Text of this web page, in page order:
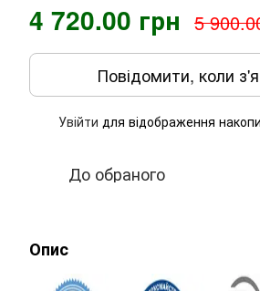
4 720.00 грн 5
Повідомити, коли
Увійти для відображення
До обраного
Опис